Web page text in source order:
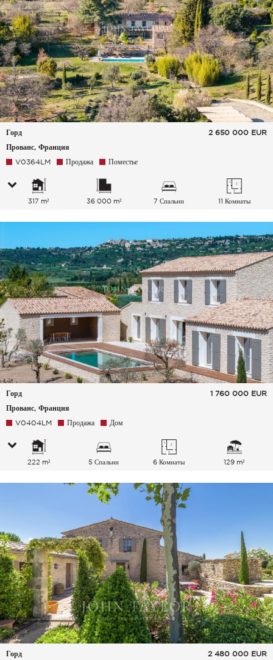
Горд
Прованс, Франция
2 650 000 EUR
V0364LM Продажа Поместье
317 m² 36 000 m² 7 Спальни 11 Комнаты
Горд
Прованс, Франция
1 760 000 EUR
V0404LM Продажа Дом
222 m² 5 Спальни 6 Комнаты 129 m²
Горд
2 480 000 EUR